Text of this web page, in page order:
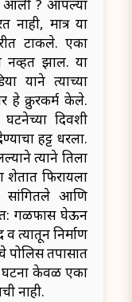
आली ? आपल्या
नाही, मात्र या
टाकले. एका
नव्हत झाल. या
याने त्याच्या
हे क्रुरकर्म केले.
दिवशी
हट्ट धरला.
त्याने तिला
शेतात फिरायला
सांगितले आणि
गळफास घेऊन
त्यातून निर्माण
पोलिस तपासात
घटना केवळ एका
नाही.